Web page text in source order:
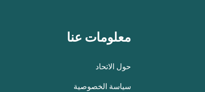
معلومات عنا
حول الاتحاد
سياسة الخصوصية